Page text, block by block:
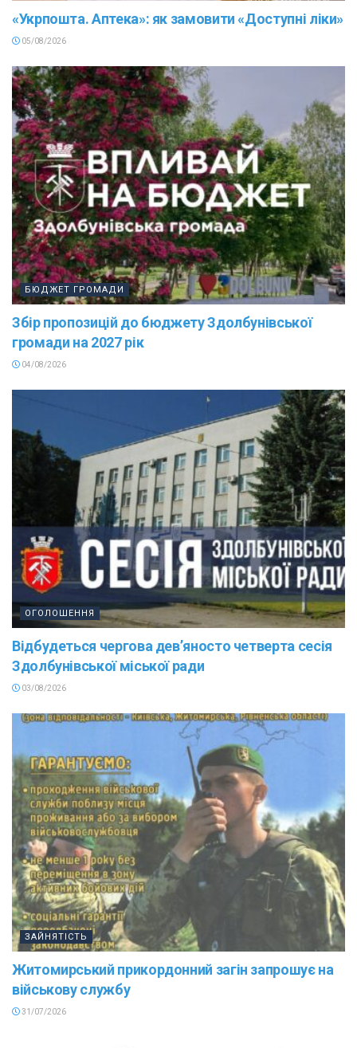
«Укрпошта. Аптека»: як замовити «Доступні ліки»
05/08/2026
БЮДЖЕТ ГРОМАДИ
Збір пропозицій до бюджету Здолбунівської
громади на 2027 рік
04/08/2026
ОГОЛОШЕННЯ
Відбудеться чергова дев’яносто четверта сесія
Здолбунівської міської ради
03/08/2026
ЗАЙНЯТІСТЬ
Житомирський прикордонний загін запрошує на
військову службу
31/07/2026